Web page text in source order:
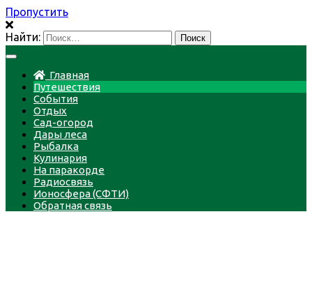
Пропустить
Найти:
Главная
Путешествия
События
Отдых
Сад-огород
Дары леса
Рыбалка
Кулинария
На паракорде
Радиосвязь
Ионосфера (СФТИ)
Обратная связь